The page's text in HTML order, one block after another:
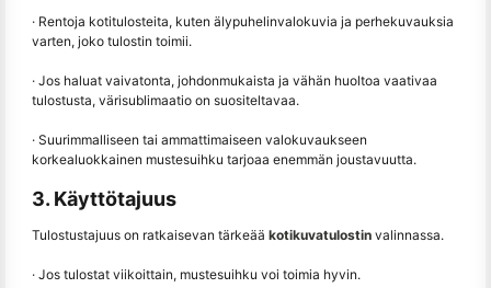
· Rentoja kotitulosteita, kuten älypuhelinvalokuvia ja perhekuvauksia
varten, joko tulostin toimii.
· Jos haluat vaivatonta, johdonmukaista ja vähän huoltoa vaativaa
tulostusta, värisublimaatio on suositeltavaa.
· Suurimmalliseen tai ammattimaiseen valokuvaukseen
korkealuokkainen mustesuihku tarjoaa enemmän joustavuutta.
3. Käyttötajuus
Tulostustajuus on ratkaisevan tärkeää kotikuvatulostin valinnassa.
· Jos tulostat viikoittain, mustesuihku voi toimia hyvin.